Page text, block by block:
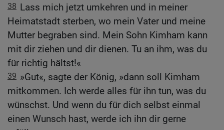
38 Lass mich jetzt umkehren und in meiner
Heimatstadt sterben, wo mein Vater und meine
Mutter begraben sind. Mein Sohn Kimham kann
mit dir ziehen und dir dienen. Tu an ihm, was du
für richtig hältst!«
39 »Gut«, sagte der König, »dann soll Kimham
mitkommen. Ich werde alles für ihn tun, was du
wünschst. Und wenn du für dich selbst einmal
einen Wunsch hast, werde ich ihn dir gerne